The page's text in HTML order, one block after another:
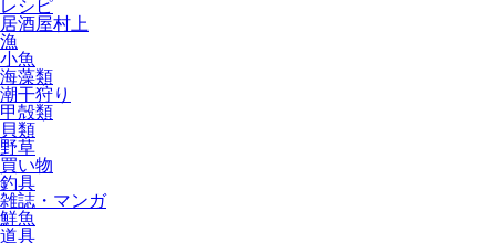
レシピ
居酒屋村上
漁
小魚
海藻類
潮干狩り
甲殻類
貝類
野草
買い物
釣具
雑誌・マンガ
鮮魚
道具